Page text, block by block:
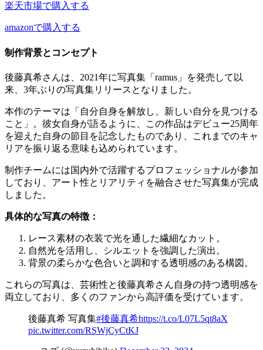
楽天市場で購入する
amazonで購入する
制作背景とコンセプト
後藤真希さんは、2021年に写真集「ramus」を発売して以
来、3年ぶりの写真集リリースとなりました。
本作のテーマは「自分自身を解放し、新しい自分を見つける
こと」。彼女自身が語るように、この作品はデビュー25周年
を迎えた自身の節目を記念したものであり、これまでのキャ
リアを振り返る意味も込められています。
制作チームには国内外で活躍するプロフェッショナルが参加
しており、アート性とリアリティを融合させた写真集が完成
しました。
具体的な写真の特徴：
レース素材の衣装で光を通した繊細なカット。
自然光を活用し、シルエットを強調した演出。
背景の柔らかな色合いと調和する透明感のある構図。
これらの写真は、芸術性と後藤真希さん自身の持つ透明感を
両立しており、多くのファンから高評価を受けています。
後藤真希 写真集#後藤真希https://t.co/L07L5qt8aX
pic.twitter.com/RSWjCyCtKJ